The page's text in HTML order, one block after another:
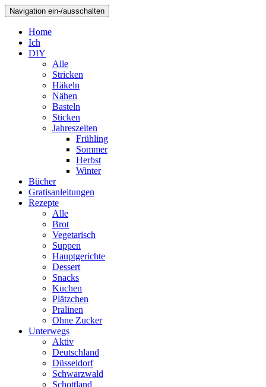
Navigation ein-/ausschalten
Home
Ich
DIY
Alle
Stricken
Häkeln
Nähen
Basteln
Sticken
Jahreszeiten
Frühling
Sommer
Herbst
Winter
Bücher
Gratisanleitungen
Rezepte
Alle
Brot
Vegetarisch
Suppen
Hauptgerichte
Dessert
Snacks
Kuchen
Plätzchen
Pralinen
Ohne Zucker
Unterwegs
Aktiv
Deutschland
Düsseldorf
Schwarzwald
Schottland